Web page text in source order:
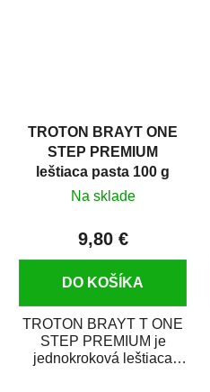
TROTON BRAYT ONE
STEP PREMIUM
leštiaca pasta 100 g
Na sklade
9,80 €
DO KOŠÍKA
TROTON BRAYT T ONE
STEP PREMIUM je
jednokroková leštiaca